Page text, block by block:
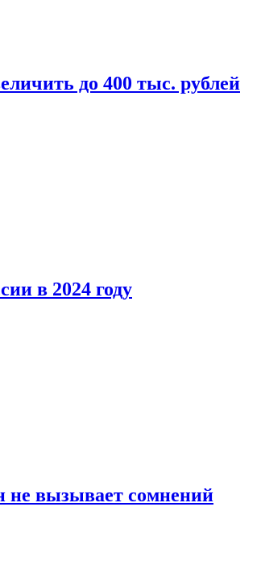
до 400 тыс. рублей
в 2024 году
не вызывает сомнений